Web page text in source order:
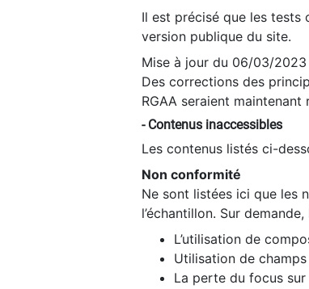
Il est précisé que les tests
version publique du site.
Mise à jour du 06/03/2023
Des corrections des
RGAA seraient
- Contenus inaccessibles
Les contenus listés ci-
Non conformité
Ne sont listées ici que les
l’échantillon. Sur
L’utilisation de
Utilisation de
La perte du focus